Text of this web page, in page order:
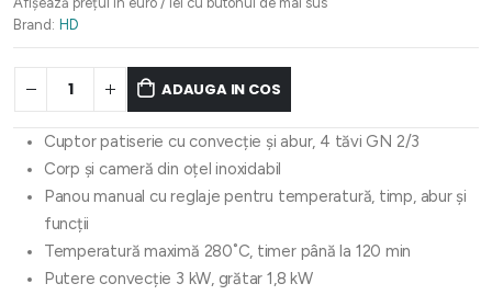
Brand: HD
ADAUGA IN COS
Cuptor patiserie cu convecție și abur, 4 tăvi GN 2/3
Corp și cameră din oțel inoxidabil
Panou manual cu reglaje pentru temperatură, timp, abur și
funcții
Temperatură maximă 280˚C, timer până la 120 min
Putere convecție 3 kW, grătar 1,8 kW